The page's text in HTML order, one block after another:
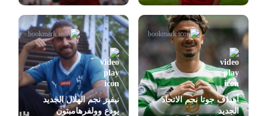
أهداف جوتا نجم الاتحاد
الجديد
نيفيز نجم الهلال الجديد
يودع وولفرهامبتون